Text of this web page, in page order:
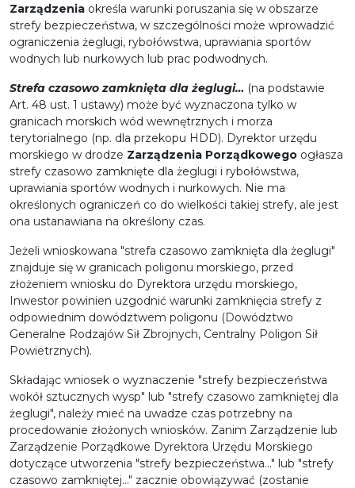
Zarządzenia określa warunki poruszania się w obszarze
strefy bezpieczeństwa, w szczególności może wprowadzić
ograniczenia żeglugi, rybołówstwa, uprawiania sportów
wodnych lub nurkowych lub prac podwodnych.
Strefa czasowo zamknięta dla żeglugi… (na podstawie
Art. 48 ust. 1 ustawy) może być wyznaczona tylko w
granicach morskich wód wewnętrznych i morza
terytorialnego (np. dla przekopu HDD). Dyrektor urzędu
morskiego w drodze Zarządzenia Porządkowego ogłasza
strefy czasowo zamknięte dla żeglugi i rybołówstwa,
uprawiania sportów wodnych i nurkowych. Nie ma
określonych ograniczeń co do wielkości takiej strefy, ale jest
ona ustanawiana na określony czas.
Jeżeli wnioskowana "strefa czasowo zamknięta dla żeglugi"
znajduje się w granicach poligonu morskiego, przed
złożeniem wniosku do Dyrektora urzędu morskiego,
Inwestor powinien uzgodnić warunki zamknięcia strefy z
odpowiednim dowództwem poligonu (Dowództwo
Generalne Rodzajów Sił Zbrojnych, Centralny Poligon Sił
Powietrznych).
Składając wniosek o wyznaczenie "strefy bezpieczeństwa
wokół sztucznych wysp" lub "strefy czasowo zamkniętej dla
żeglugi", należy mieć na uwadze czas potrzebny na
procedowanie złożonych wniosków. Zanim Zarządzenie lub
Zarządzenie Porządkowe Dyrektora Urzędu Morskiego
dotyczące utworzenia "strefy bezpieczeństwa..." lub "strefy
czasowo zamkniętej..." zacznie obowiązywać (zostanie